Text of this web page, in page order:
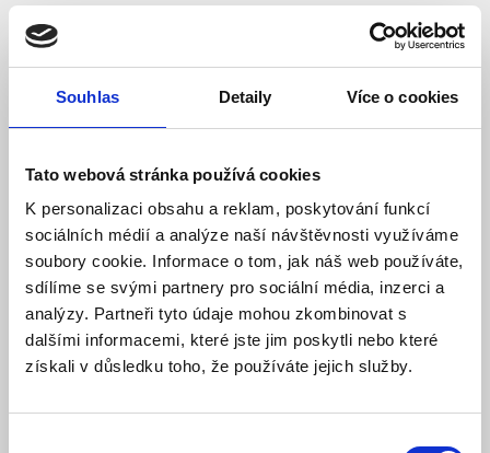
Souhlas Detaily Více o cookies
Tato webová stránka používá cookies
K personalizaci obsahu a reklam, poskytování funkcí
sociálních médií a analýze naší návštěvnosti využíváme
soubory cookie. Informace o tom, jak náš web používáte,
sdílíme se svými partnery pro sociální média, inzerci a
analýzy. Partneři tyto údaje mohou zkombinovat s
dalšími informacemi, které jste jim poskytli nebo které
získali v důsledku toho, že používáte jejich služby.
Obchodní partneři
Příjmení
E-mail
Telefon